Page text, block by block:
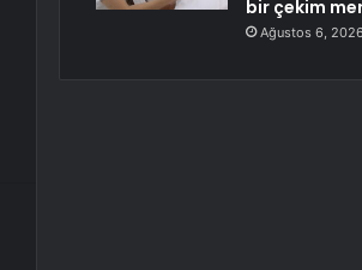
bir çekim
Ağustos 6, 2026